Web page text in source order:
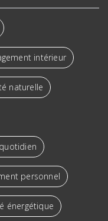
intérieur
naturelle
personnel
énergétique